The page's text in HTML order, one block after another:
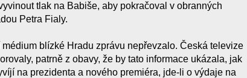
tlak na Babiše, aby pokračoval v obranných
Petra Fialy.
blízké Hradu zprávu nepřevzalo. Česká televize
patrně z obavy, že by tato informace ukázala, jak
na prezidenta a nového premiéra, jde-li o výdaje na